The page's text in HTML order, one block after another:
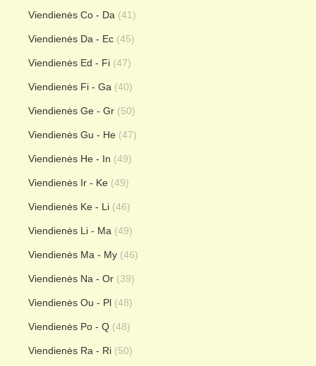
Viendienės Co - Da (41)
Viendienės Da - Ec (45)
Viendienės Ed - Fi (47)
Viendienės Fi - Ga (40)
Viendienės Ge - Gr (50)
Viendienės Gu - He (47)
Viendienės He - In (49)
Viendienės Ir - Ke (49)
Viendienės Ke - Li (46)
Viendienės Li - Ma (49)
Viendienės Ma - My (46)
Viendienės Na - Or (39)
Viendienės Ou - Pl (48)
Viendienės Po - Q (48)
Viendienės Ra - Ri (50)